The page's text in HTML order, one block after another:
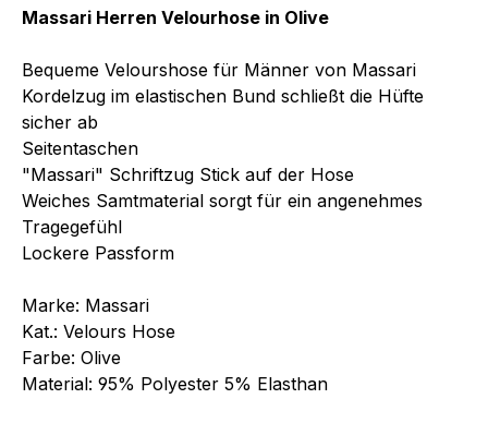
Massari Herren Velourhose in Olive
Bequeme Velourshose für Männer von Massari
Kordelzug im elastischen Bund schließt die Hüfte
sicher ab
Seitentaschen
"Massari" Schriftzug Stick auf der Hose
Weiches Samtmaterial sorgt für ein angenehmes
Tragegefühl
Lockere Passform
Marke: Massari
Kat.: Velours Hose
Farbe: Olive
Material: 95% Polyester 5% Elasthan